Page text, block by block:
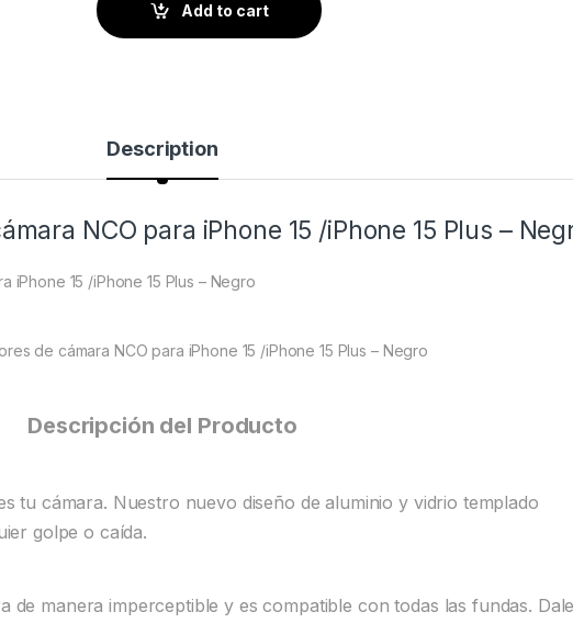
Add to cart
Description
NCO para iPhone 15 /iPhone 15 Plus –
iPhone 15 /iPhone 15 Plus – Negro
de cámara NCO para iPhone 15 /iPhone 15 Plus – Negro
Descripción del Producto
tu cámara. Nuestro nuevo diseño de aluminio y vidrio templado
golpe o caída.
de manera imperceptible y es compatible con todas las fundas.